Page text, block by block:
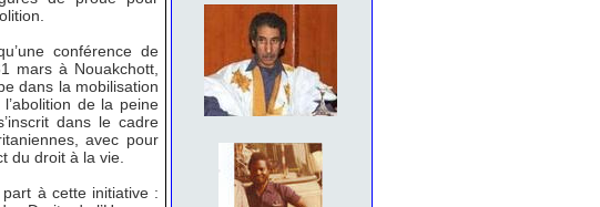
conférence de
mars à Nouakchott,
dans la mobilisation
de la peine
dans le cadre
avec pour
du droit à la vie.
à cette initiative :